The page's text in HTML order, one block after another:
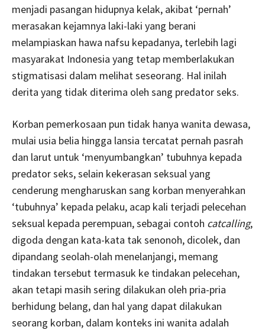
menjadi pasangan hidupnya kelak, akibat ‘pernah’
merasakan kejamnya laki-laki yang berani
melampiaskan hawa nafsu kepadanya, terlebih lagi
masyarakat Indonesia yang tetap memberlakukan
stigmatisasi dalam melihat seseorang. Hal inilah
derita yang tidak diterima oleh sang predator seks.
Korban pemerkosaan pun tidak hanya wanita dewasa,
mulai usia belia hingga lansia tercatat pernah pasrah
dan larut untuk ‘menyumbangkan’ tubuhnya kepada
predator seks, selain kekerasan seksual yang
cenderung mengharuskan sang korban menyerahkan
‘tubuhnya’ kepada pelaku, acap kali terjadi pelecehan
seksual kepada perempuan, sebagai contoh catcalling,
digoda dengan kata-kata tak senonoh, dicolek, dan
dipandang seolah-olah menelanjangi, memang
tindakan tersebut termasuk ke tindakan pelecehan,
akan tetapi masih sering dilakukan oleh pria-pria
berhidung belang, dan hal yang dapat dilakukan
seorang korban, dalam konteks ini wanita adalah